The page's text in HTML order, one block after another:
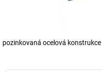
pozinkovaná ocelová konstrukce